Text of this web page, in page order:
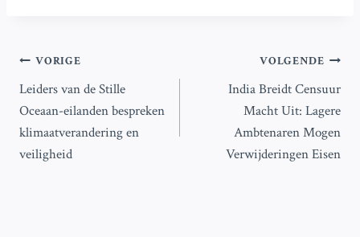
Bericht
navigatie
VORIGE
Leiders van de Stille
Oceaan-eilanden bespreken
klimaatverandering en
veiligheid
VOLGENDE
India Breidt Censuur
Macht Uit: Lagere
Ambtenaren Mogen
Verwijderingen Eisen